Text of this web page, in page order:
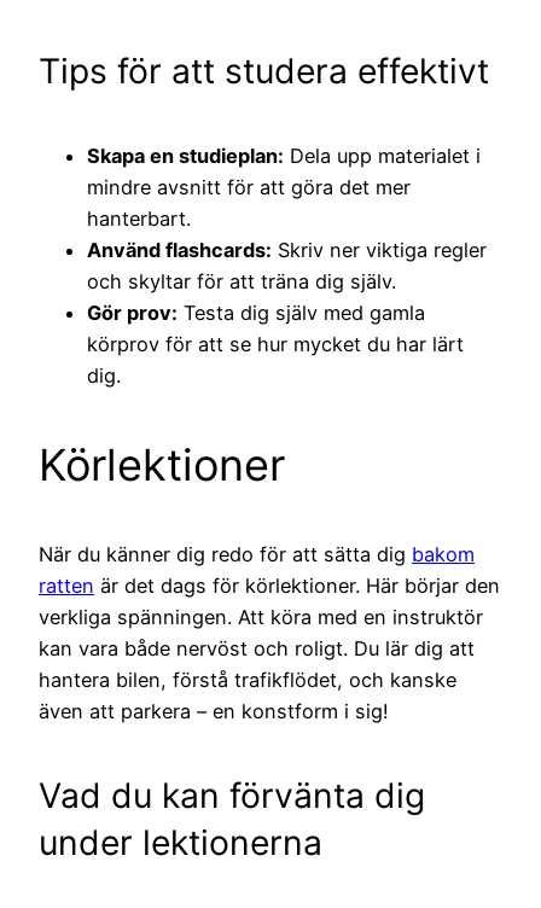
Tips för att studera effektivt
Skapa en studieplan: Dela upp materialet i
mindre avsnitt för att göra det mer
hanterbart.
Använd flashcards: Skriv ner viktiga regler
och skyltar för att träna dig själv.
Gör prov: Testa dig själv med gamla
körprov för att se hur mycket du har lärt
dig.
Körlektioner
När du känner dig redo för att sätta dig bakom
ratten är det dags för körlektioner. Här börjar den
verkliga spänningen. Att köra med en instruktör
kan vara både nervöst och roligt. Du lär dig att
hantera bilen, förstå trafikflödet, och kanske
även att parkera – en konstform i sig!
Vad du kan förvänta dig
under lektionerna